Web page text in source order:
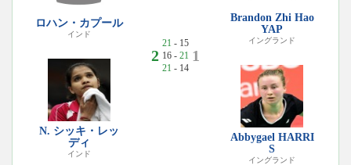
ロハン・カプール
インド
N. シッキ・レッ
ディ
インド
2
21 - 15
16 - 21
21 - 14
1
Brandon Zhi Hao
YAP
イングランド
Abbygael HARRI
S
イングランド